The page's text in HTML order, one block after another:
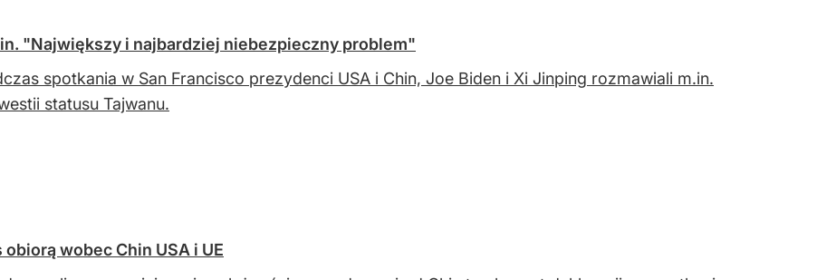
"Największy i najbardziej niebezpieczny problem"
spotkania w San Francisco prezydenci USA i Chin, Joe Biden i Xi Jinping rozmawiali m.in.
statusu Tajwanu.
wobec Chin USA i UE